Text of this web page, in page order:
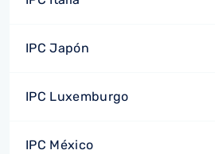
IPC Japón
IPC Luxemburgo
IPC México